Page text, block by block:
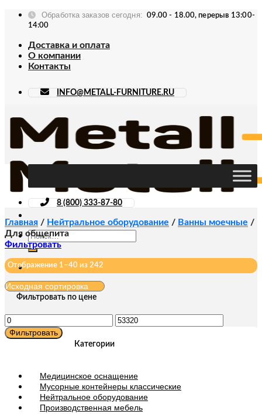
Skip
Обработка заказов сегодня:
09.00 - 18.00, перерыв 13:00-
14:00
Доставка и оплата
О компании
Контакты
INFO@METALL-FURNITURE.RU
Искать:
8 (800) 333-87-80
Главная / Нейтральное оборудование / Ванны моечные /
Для общепита
Фильтровать
Отображение 1–40 из 242
Фильтровать по цене
Минимальная
цена
Максимальная
цена
Фильтровать
Категории
Медицинское оснащение
Мусорные контейнеры классические
Нейтральное оборудование
Производственная мебель